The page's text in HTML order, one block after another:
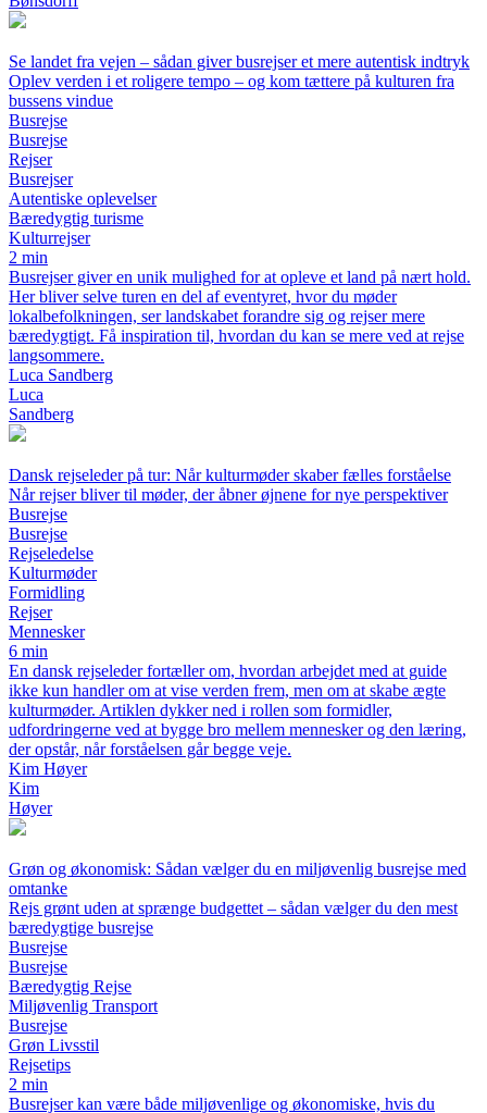
Se landet fra vejen – sådan giver busrejser et mere autentisk indtryk
Oplev verden i et roligere tempo – og kom tættere på kulturen fra
bussens vindue
Busrejse
Busrejse
Rejser
Busrejser
Autentiske oplevelser
Bæredygtig turisme
Kulturrejser
2 min
Busrejser giver en unik mulighed for at opleve et land på nært hold.
Her bliver selve turen en del af eventyret, hvor du møder
lokalbefolkningen, ser landskabet forandre sig og rejser mere
bæredygtigt. Få inspiration til, hvordan du kan se mere ved at rejse
langsommere.
Luca Sandberg
Luca
Sandberg
Dansk rejseleder på tur: Når kulturmøder skaber fælles forståelse
Når rejser bliver til møder, der åbner øjnene for nye perspektiver
Busrejse
Busrejse
Rejseledelse
Kulturmøder
Formidling
Rejser
Mennesker
6 min
En dansk rejseleder fortæller om, hvordan arbejdet med at guide
ikke kun handler om at vise verden frem, men om at skabe ægte
kulturmøder. Artiklen dykker ned i rollen som formidler,
udfordringerne ved at bygge bro mellem mennesker og den læring,
der opstår, når forståelsen går begge veje.
Kim Høyer
Kim
Høyer
Grøn og økonomisk: Sådan vælger du en miljøvenlig busrejse med
omtanke
Rejs grønt uden at sprænge budgettet – sådan vælger du den mest
bæredygtige busrejse
Busrejse
Busrejse
Bæredygtig Rejse
Miljøvenlig Transport
Busrejse
Grøn Livsstil
Rejsetips
2 min
Busrejser kan være både miljøvenlige og økonomiske, hvis du